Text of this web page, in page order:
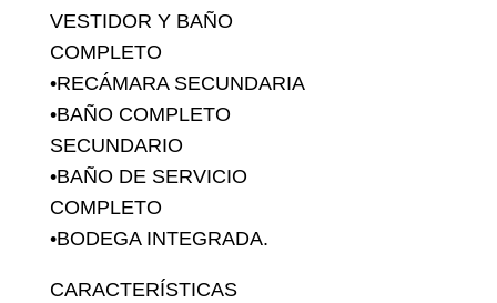
VESTIDOR Y BAÑO
COMPLETO
•RECÁMARA SECUNDARIA
•BAÑO COMPLETO
SECUNDARIO
•BAÑO DE SERVICIO
COMPLETO
•BODEGA INTEGRADA.
CARACTERÍSTICAS